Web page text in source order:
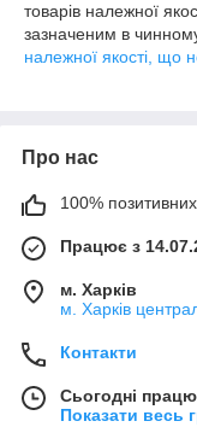
товарів належної
зазначеним в
належної якості, що
Про нас
100% позитивних
Працює з
м. Харків
м. Харків
Контакти
Сьогодні
Показати весь